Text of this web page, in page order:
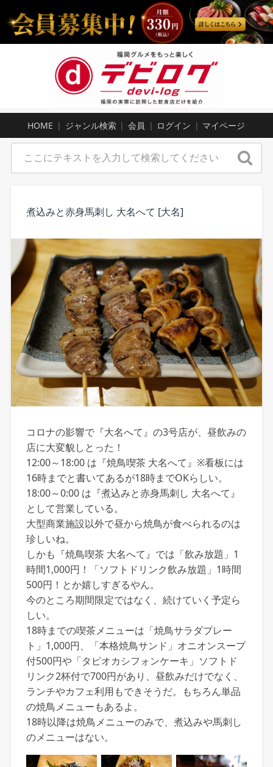
HOME ジャンル検索 会員 ログイン マイページ
煮込みと赤身馬刺し 大名へて [大名]
コロナの影響で『大名へて』の3号店が、昼飲みの
店に大変貌しとった！
12:00～18:00 は『焼鳥喫茶 大名へて』※看板には
16時までと書いてあるが18時までOKらしい。
18:00～0:00 は『煮込みと赤身馬刺し 大名へて』
として営業している。
大型商業施設以外で昼から焼鳥が食べられるのは
珍しいね。
しかも『焼鳥喫茶 大名へて』では「飲み放題」1
時間1,000円！「ソフトドリンク飲み放題」1時間
500円！とか嬉しすぎるやん。
今のところ期間限定ではなく、続けていく予定ら
しい。
18時までの喫茶メニューは「焼鳥サラダプレー
ト」1,000円、「本格焼鳥サンド」オニオンスープ
付500円や「タピオカシフォンケーキ」ソフトド
リンク2杯付で700円があり、昼飲みだけでなく、
ランチやカフェ利用もできそうだ。もちろん単品
の焼鳥メニューもあるよ。
18時以降は焼鳥メニューのみで、煮込みや馬刺し
のメニューはない。